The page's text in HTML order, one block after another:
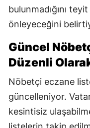
bulunmadığını
önleyeceğini
Güncel
Düzenli
Nöbetçi eczane
güncelleniyor.
kesintisiz